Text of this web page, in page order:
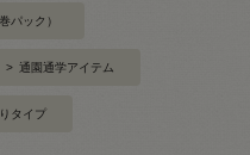
パック）
> 通園通学アイテム
タイプ